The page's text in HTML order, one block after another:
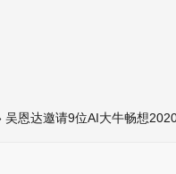
吴恩达邀请9位AI大牛畅想